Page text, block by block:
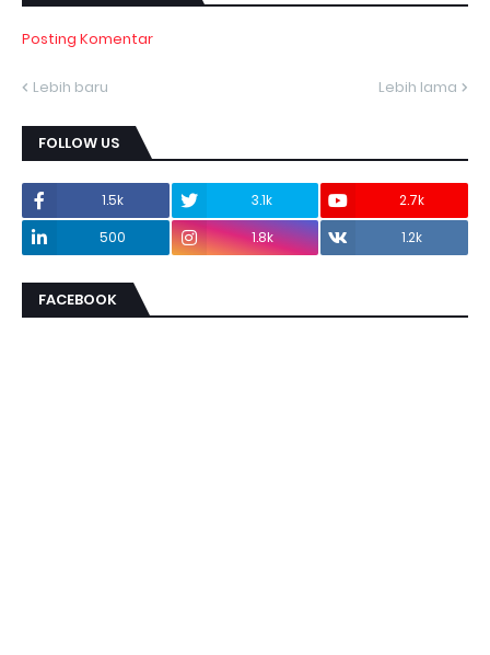
Posting Komentar
Lebih baru Lebih lama
FOLLOW US
1.5k 3.1k
2.7k
500
1.8k 1.2k
FACEBOOK